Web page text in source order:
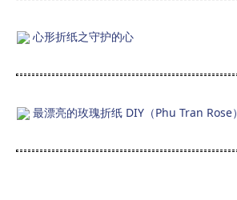
心形折纸之守护的心
最漂亮的玫瑰折纸 DIY（Phu Tran Rose）